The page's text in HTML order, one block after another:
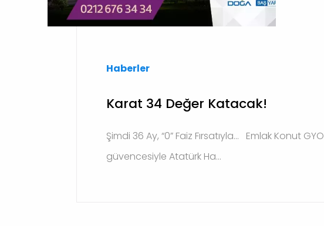
Haberler
Karat 34 Değer Katacak!
Şimdi 36 Ay, “0” Faiz Fırsatıyla… Emlak Konut GYO
güvencesiyle Atatürk Ha...